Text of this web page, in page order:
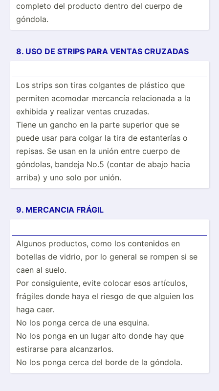
completo del producto dentro del cuerpo de
góndola.
8. USO DE STRIPS PARA VENTAS CRUZADAS
Los strips son tiras colgantes de plástico que
permiten acomodar mercancía relaci­onada a la
exhibida y realizar ventas cruzadas.
Tiene un gancho en la parte superior que se
puede usar para colgar la tira de estant­erías o
repisas. Se usan en la unión entre cuerpo de
góndolas, bandeja No.5 (contar de abajo hacia
arriba) y uno solo por unión.
9. MERCANCIA FRÁGIL
Algunos productos, como los contenidos en
botellas de vidrio, por lo general se rompen si se
caen al suelo.
Por consig­uiente, evite colocar esos artículos,
frágiles donde haya el riesgo de que alguien los
haga caer.
No los ponga cerca de una esquina.
No los ponga en un lugar alto donde hay que
estirarse para alcanz­arlos.
No los ponga cerca del borde de la góndola.